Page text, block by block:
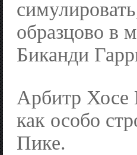
образцово в
Биканди
Арбитр Хосе
как особо
Пике.